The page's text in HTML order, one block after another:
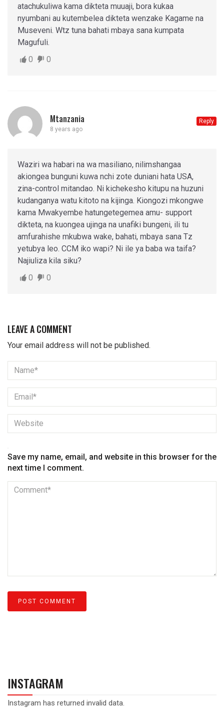
atachukuliwa kama dikteta muuaji, bora kukaa
nyumbani au kutembelea dikteta wenzake Kagame na
Museveni. Wtz tuna bahati mbaya sana kumpata
Magufuli.
0
0
Mtanzania
8 years ago
Reply
Waziri wa habari na wa masiliano, nilimshangaa
akiongea bunguni kuwa nchi zote duniani hata USA,
zina-control mitandao. Ni kichekesho kitupu na huzuni
kudanganya watu kitoto na kijinga. Kiongozi mkongwe
kama Mwakyembe hatungetegemea amu- support
dikteta, na kuongea ujinga na unafiki bungeni, ili tu
amfurahishe mkubwa wake, bahati, mbaya sana Tz
yetubya leo. CCM iko wapi? Ni ile ya baba wa taifa?
Najiuliza kila siku?
0
0
LEAVE A COMMENT
Your email address will not be published.
Save my name, email, and website in this browser for the
next time I comment.
INSTAGRAM
Instagram has returned invalid data.